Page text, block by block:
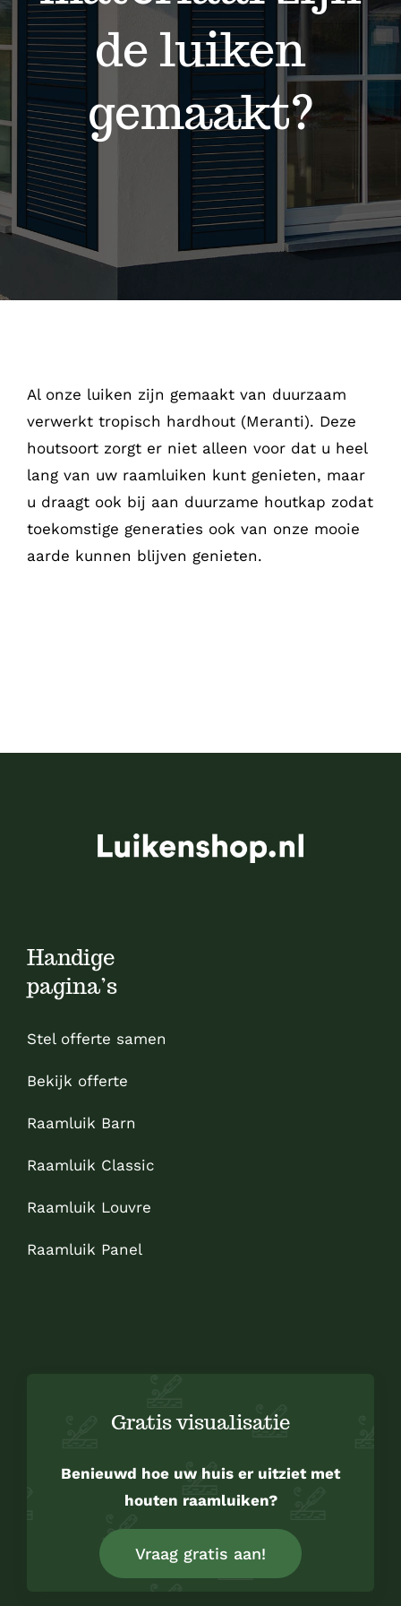
Contact
de luiken
gemaakt?
Al onze luiken zijn gemaakt van duurzaam
verwerkt tropisch hardhout (Meranti). Deze
houtsoort zorgt er niet alleen voor dat u heel
lang van uw raamluiken kunt genieten, maar
u draagt ook bij aan duurzame houtkap zodat
toekomstige generaties ook van onze mooie
aarde kunnen blijven genieten.
Handige
pagina’s
Stel offerte samen
Bekijk offerte
Raamluik Barn
Raamluik Classic
Raamluik Louvre
Raamluik Panel
Gratis visualisatie
Benieuwd hoe uw huis er uitziet met
houten raamluiken?
Vraag gratis aan!